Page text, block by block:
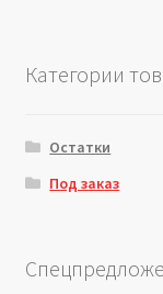
Категории
Остатки
Под заказ